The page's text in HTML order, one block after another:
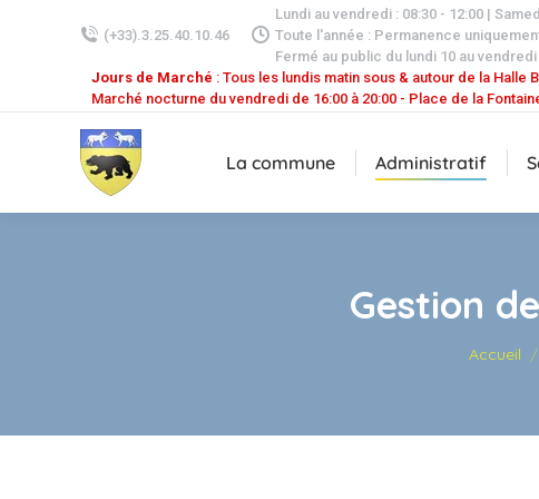
(+33).3.25.40.10.46
Lundi au vendredi : 08:30 - 12:00 |
Toute l'année : Permanence
Fermé au public du lundi 10 au
Jours de Marché : Tous les lundis matin sous & autour de la Halle
Marché nocturne du vendredi de 16:00 à 20:00 - Place de la
La commune Administratif
Gestion
Vous êtes
Accueil